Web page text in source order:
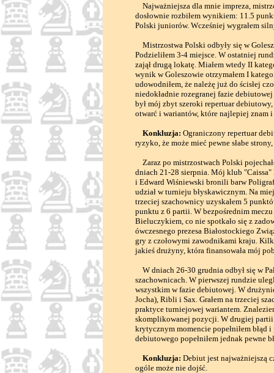
Najważniejsza dla mnie impreza,
dosłownie rozbiłem wynikiem: 11.5
Polski juniorów. Wcześniej wygrałem
Mistrzostwa Polski odbyły się w
Podzieliłem 3-4 miejsce. W ostatniej
zajął drugą lokatę. Miałem wtedy II
wynik w Goleszowie otrzymałem I
udowodniłem, że należę już do ścisłej
niedokładnie rozegranej fazie
był mój zbyt szeroki repertuar
otwarć i wariantów, które najlepiej
Konkluzja: Ograniczony repertuar
ryzyko, że może mieć pewne słabe
Zaraz po mistrzostwach Polski
dniach 21-28 sierpnia. Mój klub "Caissa"
i Edward Wiśniewski bronili barw
udział w turnieju błyskawicznym. Na
trzeciej szachownicy uzyskałem 5
punktu z 6 partii. W bezpośrednim
Bieluczykiem, co nie spotkało się z
ówczesnego prezesa Białostockiego
gry z czołowymi zawodnikami kraju.
jakieś drużyny, która finansowała mój
W dniach 26-30 grudnia odbył się w
szachownicach. W pierwszej rundzie
wszystkim w fazie debiutowej. W
Jocha), Ribli i Sax. Grałem na trzeciej
praktyce turniejowej wariantem.
skomplikowanej pozycji. W drugiej partii
krytycznym momencie popełniłem błąd
debiutowego popełniłem jednak pewne
Konkluzja: Debiut jest najważniejszą
ogóle może nie dojść.